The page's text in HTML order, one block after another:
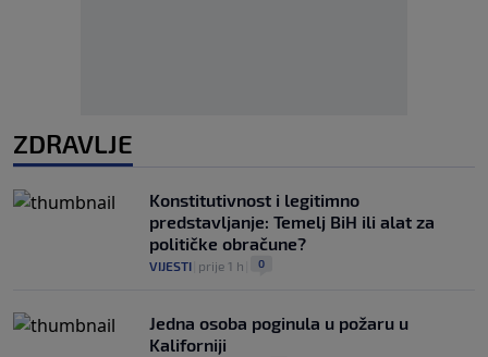
ZDRAVLJE
Konstitutivnost i legitimno
predstavljanje: Temelj BiH ili alat za
političke obračune?
VIJESTI prije 1 h 0
Jedna osoba poginula u požaru u
Kaliforniji